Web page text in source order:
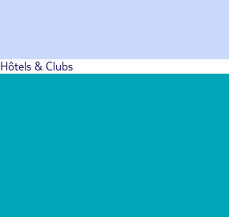
Hôtels & Clubs